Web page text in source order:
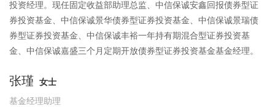
投资经理。现任固定收益部助理总监、中信保诚安鑫回报债券型证
券投资基金、中信保诚景华债券型证券投资基金、中信保诚景瑞债
券型证券投资基金、中信保诚丰裕一年持有期混合型证券投资基
金、中信保诚嘉盛三个月定期开放债券型证券投资基金基金经理。
张瑾 女士
基金经理助理